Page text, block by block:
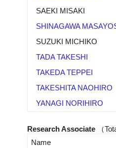
SAEKI MISAKI
SHINAGAWA
SUZUKI MICHIKO
TADA TAKESHI
TAKEDA TEPPEI
TAKESHITA NAOHIRO
YANAGI NORIHIRO
Research Associate
（
Name